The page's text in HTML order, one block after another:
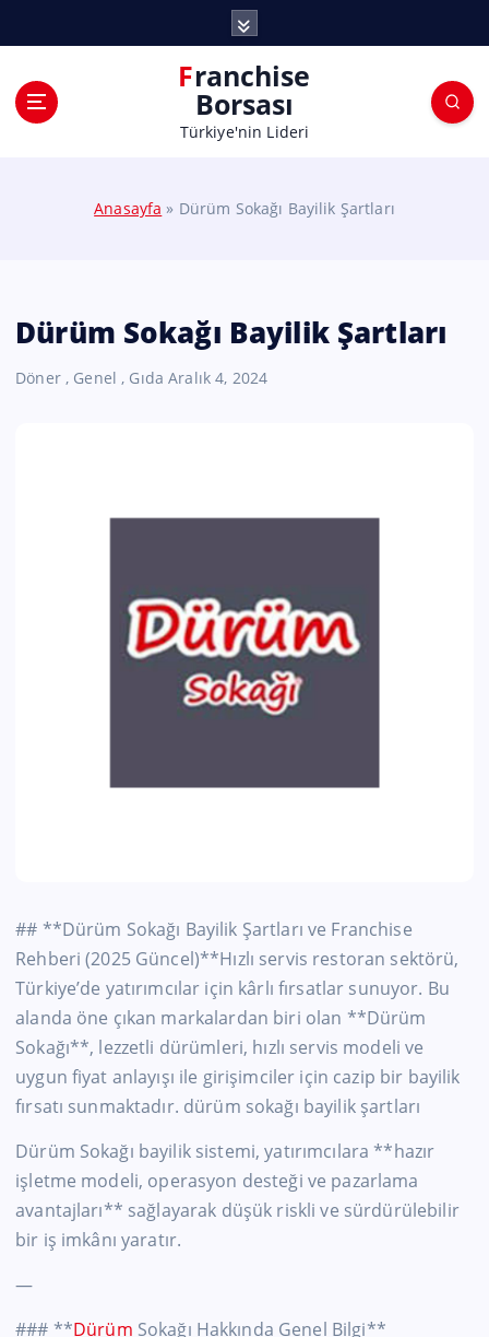
Franchise
Borsası
Türkiye'nin Lideri
Anasayfa » Dürüm Sokağı Bayilik Şartları
Dürüm Sokağı Bayilik Şartları
Döner, Genel , Gıda Aralık 4, 2024
## **Dürüm Sokağı Bayilik Şartları ve Franchise
Rehberi (2025 Güncel)**Hızlı servis restoran sektörü,
Türkiye’de yatırımcılar için kârlı fırsatlar sunuyor. Bu
alanda öne çıkan markalardan biri olan **Dürüm
Sokağı**, lezzetli dürümleri, hızlı servis modeli ve
uygun fiyat anlayışı ile girişimciler için cazip bir bayilik
fırsatı sunmaktadır. dürüm sokağı bayilik şartları
Dürüm Sokağı bayilik sistemi, yatırımcılara **hazır
işletme modeli, operasyon desteği ve pazarlama
avantajları** sağlayarak düşük riskli ve sürdürülebilir
bir iş imkânı yaratır.
—
### **Dürüm Sokağı Hakkında Genel Bilgi**